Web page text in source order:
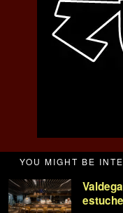
YOU MIGHT BE
VINO Y BODEGAS -